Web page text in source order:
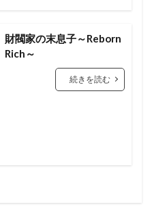
財閥家の末息子～Reborn
Rich～
続きを読む